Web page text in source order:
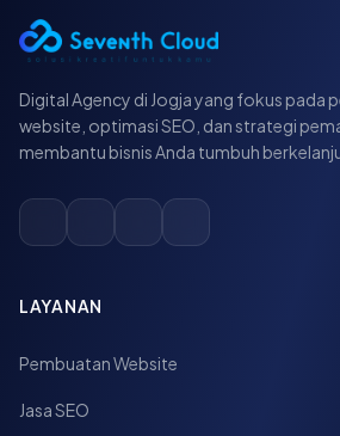
Digital Agency di Jogja yang fokus pada
website, optimasi SEO, dan strategi
membantu bisnis Anda tumbuh
LAYANAN
Pembuatan Website
Jasa SEO